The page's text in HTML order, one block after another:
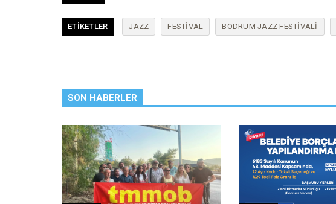
ETIKETLER JAZZ FESTIVAL BODRUM JAZZ FESTIVALI
SON HABERLER